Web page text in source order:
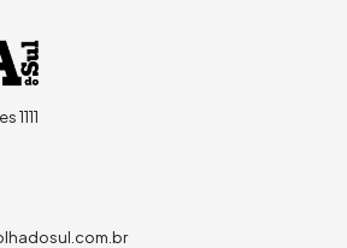
1111